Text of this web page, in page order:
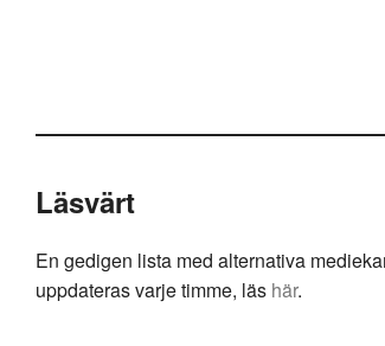
Läsvärt
En gedigen lista med alternativa
uppdateras varje timme, läs här.